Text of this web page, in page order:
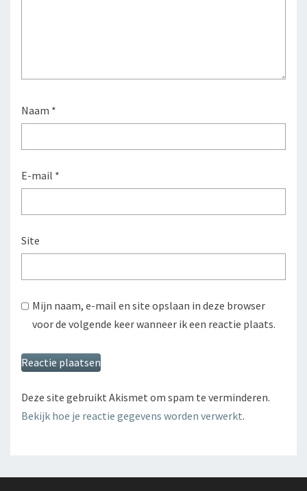
Naam *
E-mail *
Site
Mijn naam, e-mail en site opslaan in deze browser
voor de volgende keer wanneer ik een reactie plaats.
Deze site gebruikt Akismet om spam te verminderen.
Bekijk hoe je reactie gegevens worden verwerkt.